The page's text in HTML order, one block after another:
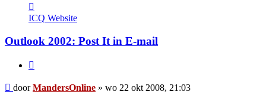
MandersOnline
ICQ Website
Outlook 2002: Post It in E-mail
Bericht
doorMandersOnline » wo 22 okt 2008, 21:03